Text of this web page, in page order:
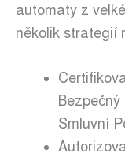
automaty z
několik strategií
Smluvní